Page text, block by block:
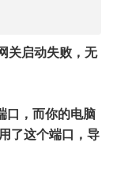
关启动失败，无
口，而你的电脑
了这个端口，导